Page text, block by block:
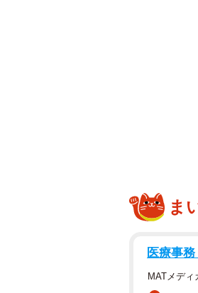
ま
医療事
MATメデ